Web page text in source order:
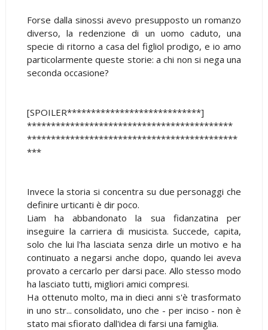
Forse dalla sinossi avevo presupposto un romanzo
diverso, la redenzione di un uomo caduto, una
specie di ritorno a casa del figliol prodigo, e io amo
particolarmente queste storie: a chi non si nega una
seconda occasione?
[SPOILER****************************]
*******************************************
********************************************
***
Invece la storia si concentra su due personaggi che
definire urticanti è dir poco.
Liam ha abbandonato la sua fidanzatina per
inseguire la carriera di musicista. Succede, capita,
solo che lui l'ha lasciata senza dirle un motivo e ha
continuato a negarsi anche dopo, quando lei aveva
provato a cercarlo per darsi pace. Allo stesso modo
ha lasciato tutti, migliori amici compresi.
Ha ottenuto molto, ma in dieci anni s'è trasformato
in uno str... consolidato, uno che - per inciso - non è
stato mai sfiorato dall'idea di farsi una famiglia.